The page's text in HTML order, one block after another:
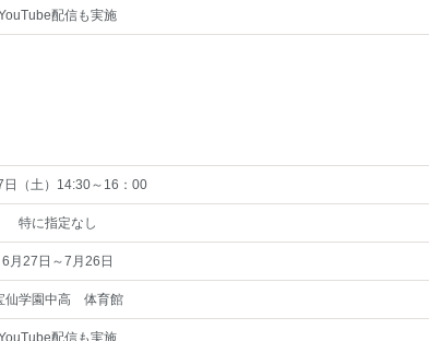
配信も実施
日（土）14:30～16：00
特に指定なし
6月27日～7月26日
仙学園中高 体育館
配信も実施